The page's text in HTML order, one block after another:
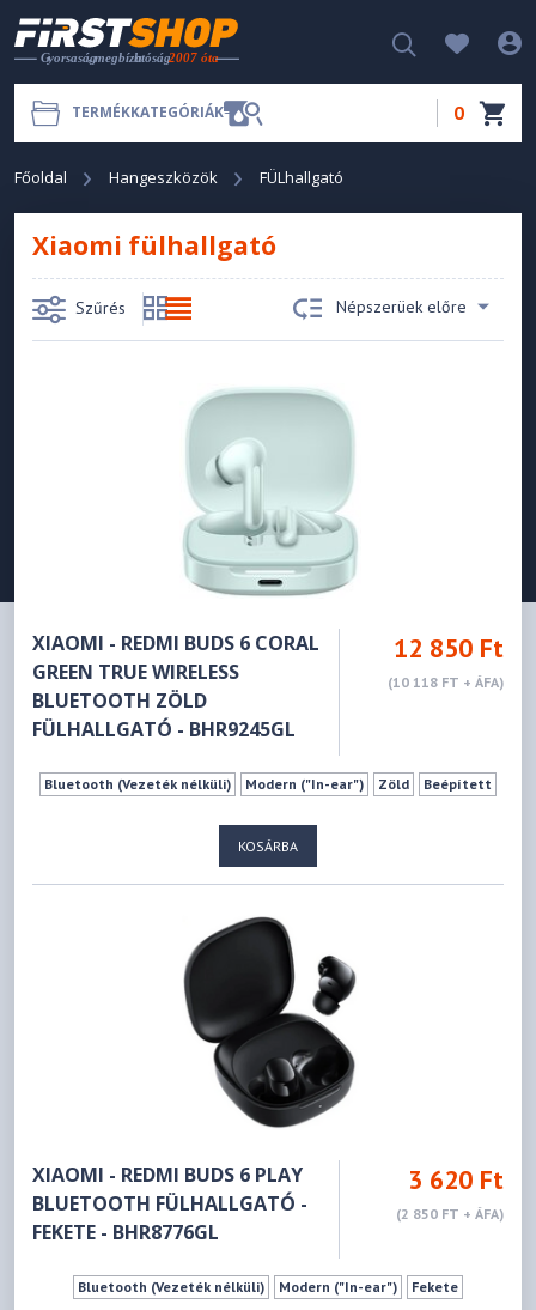
TERMÉKKATEGÓRIÁK 0
Főoldal Hangeszközök FÜLhallgató
Xiaomi fülhallgató
Szűrés Népszerüek előre
XIAOMI - REDMI BUDS 6 CORAL
GREEN TRUE WIRELESS
BLUETOOTH ZÖLD
FÜLHALLGATÓ - BHR9245GL
12 850 Ft
(10 118 FT + ÁFA)
Bluetooth (Vezeték nélküli) Modern ("In-ear") Zöld Beépített
KOSÁRBA
XIAOMI - REDMI BUDS 6 PLAY
BLUETOOTH FÜLHALLGATÓ -
FEKETE - BHR8776GL
3 620 Ft
(2 850 FT + ÁFA)
Bluetooth (Vezeték nélküli) Modern ("In-ear") Fekete